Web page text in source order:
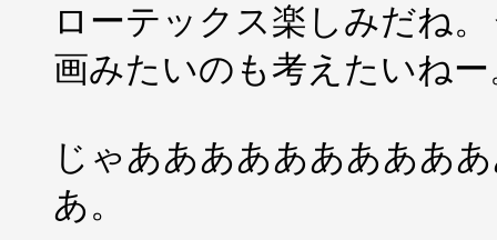
ローテックス楽しみだね
画みたいのも考えたいね
じゃあああああああああ
あ。